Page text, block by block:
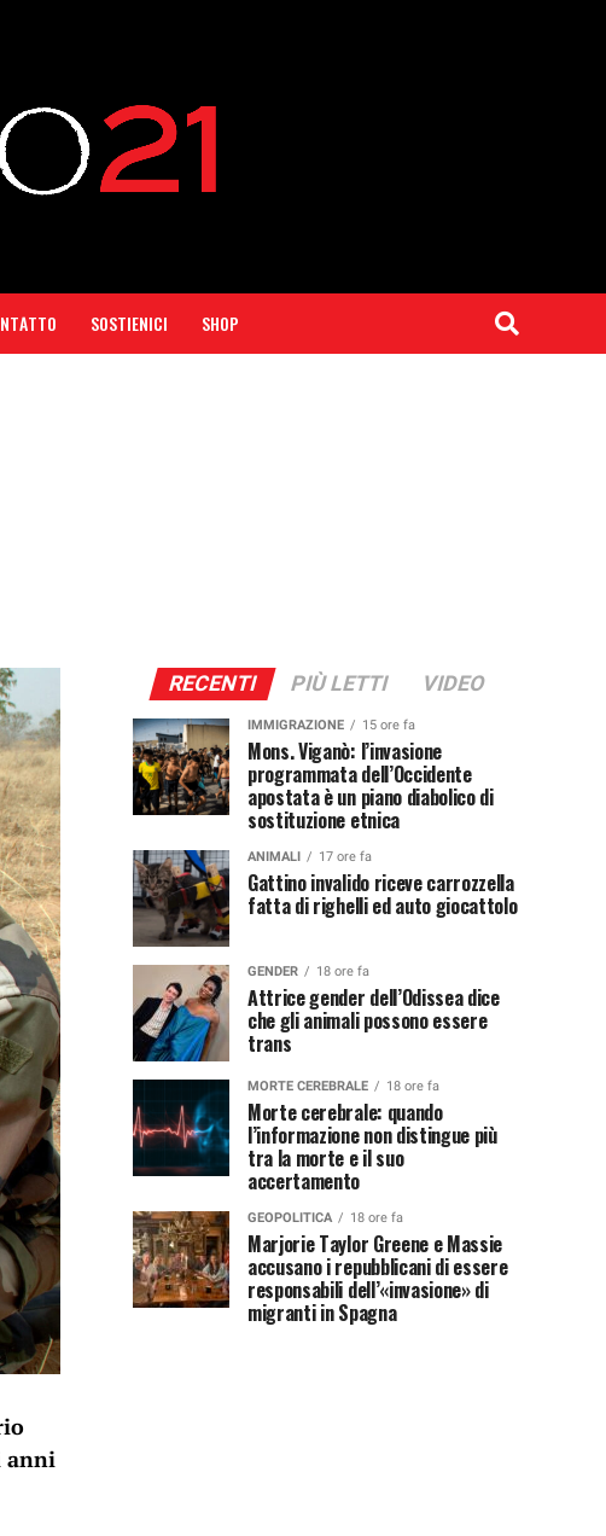
SOSTIENICI SHOP
anni
RECENTI PIÙ LETTI VIDEO
IMMIGRAZIONE 15 ore fa
Mons. Viganò: l’invasione
programmata dell’Occidente
apostata è un piano diabolico di
sostituzione etnica
ANIMALI 17 ore fa
Gattino invalido riceve carrozzella
fatta di righelli ed auto giocattolo
GENDER 18 ore fa
Attrice gender dell’Odissea dice
che gli animali possono essere
trans
MORTE CEREBRALE 18 ore fa
Morte cerebrale: quando
l’informazione non distingue più
tra la morte e il suo
accertamento
GEOPOLITICA 18 ore fa
Marjorie Taylor Greene e Massie
accusano i repubblicani di essere
responsabili dell’«invasione» di
migranti in Spagna